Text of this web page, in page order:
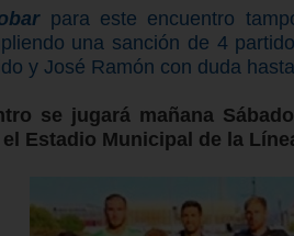
para este encuentro
una sanción de 4
y José Ramón con duda hasta
se jugará mañana
Estadio Municipal de la